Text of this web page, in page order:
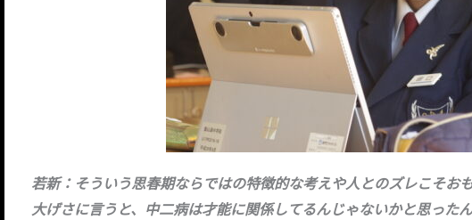
若新：そういう思春期ならではの特徴的な考えや人とのズレこそお
大げさに言うと、中二病は才能に関係してるんじゃないかと思った